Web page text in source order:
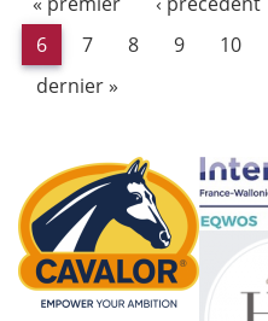
6
7 8 9 10
dernier »